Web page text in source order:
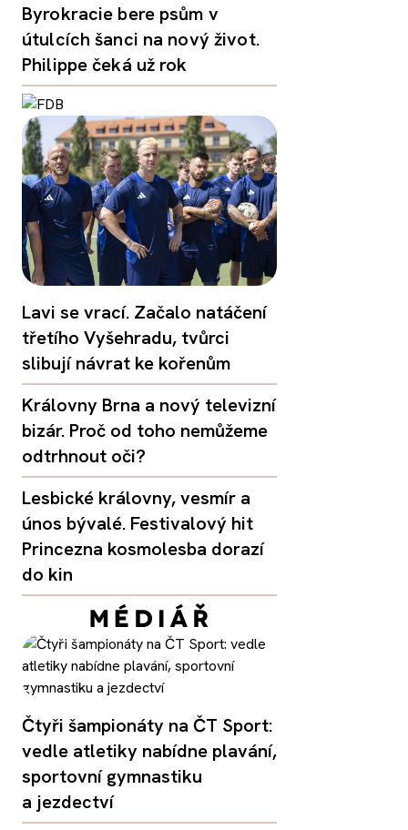
Byrokracie bere psům v
útulcích šanci na nový život.
Philippe čeká už rok
Lavi se vrací. Začalo natáčení
třetího Vyšehradu, tvůrci
slibují návrat ke kořenům
Královny Brna a nový televizní
bizár. Proč od toho nemůžeme
odtrhnout oči?
Lesbické královny, vesmír a
únos bývalé. Festivalový hit
Princezna kosmolesba dorazí
do kin
Čtyři šampionáty na ČT Sport:
vedle atletiky nabídne plavání,
sportovní gymnastiku
a jezdectví